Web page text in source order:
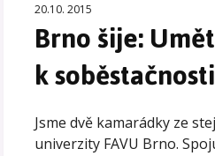
20.10. 2015
Brno šije:
k
Jsme dvě kamarádky ze
univerzity FAVU Brno.